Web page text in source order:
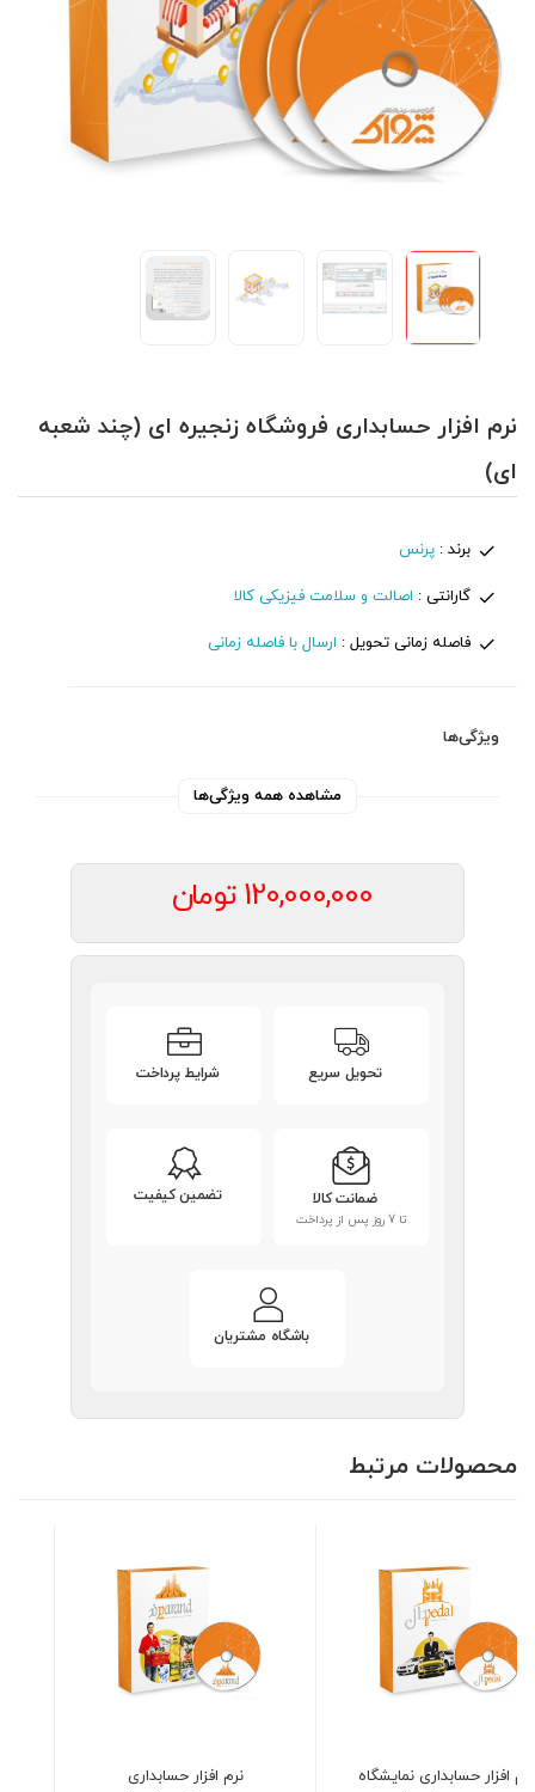
نرم افزار حسابداری فروشگاه زنجیره ای (چند شعبه
ای)
برند :پرنس
گارانتی : اصالت و سلامت فیزیکی کالا
فاصله زمانی تحویل : ارسال با فاصله زمانی
ویژگی‌ها
مشاهده همه ویژگی‌ها
120,000,000 تومان
تحویل سریع شرایط پرداخت
ضمانت کالا
تا 7 روز پس از پرداخت
تضمین کیفیت
باشگاه مشتریان
محصولات مرتبط
نرم افزار حسابداری
نرم افزار حسابداری طلا